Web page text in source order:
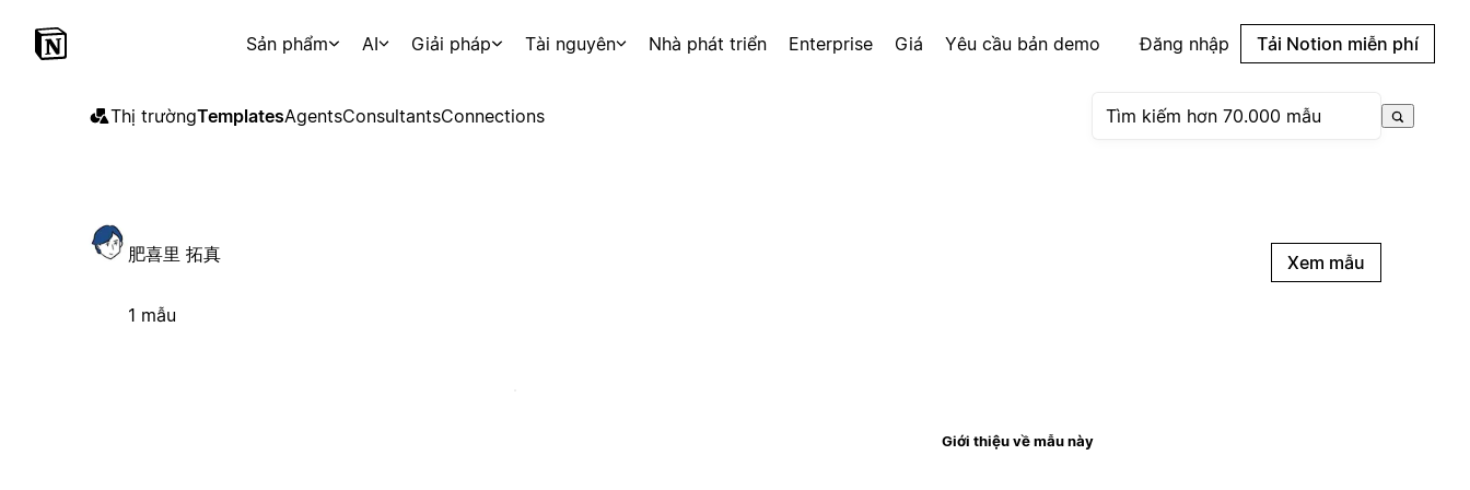
Sản phẩm AI Giải pháp Tài nguyên Nhà phát triển Enterprise Giá Yêu cầu bản demo Đăng nhập Tải Notion miễn phí
Thị trườngTemplatesAgentsConsultantsConnections
肥喜里 拓真
1 mẫu
Xem mẫu
Giới thiệu về mẫu này